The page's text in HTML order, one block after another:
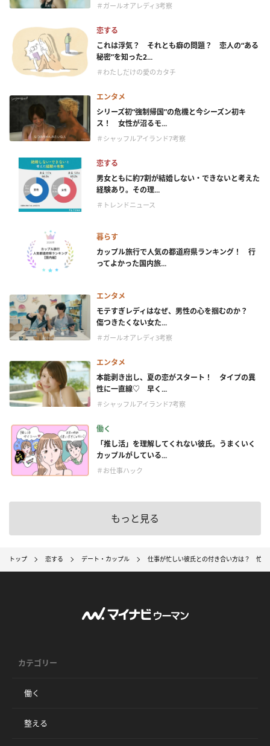
＃ガールオアレディ3考察
恋する
これは浮気？ それとも癖の問題？ 恋人の“ある
秘密”を知った2...
＃わたしだけの愛のカタチ
エンタメ
シリーズ初“強制帰国”の危機と今シーズン初キ
ス！ 女性が沼るモ...
＃シャッフルアイランド7考察
恋する
男女ともに約7割が結婚しない・できないと考えた
経験あり。その理...
＃トレンドニュース
暮らす
カップル旅行で人気の都道府県ランキング！ 行
ってよかった国内旅...
エンタメ
モテすぎレディはなぜ、男性の心を掴むのか？
傷つきたくない女た...
＃ガールオアレディ3考察
エンタメ
本能剥き出し、夏の恋がスタート！ タイプの異
性に一直線♡ 早く...
＃シャッフルアイランド7考察
働く
「推し活」を理解してくれない彼氏。うまくいく
カップルがしている...
＃お仕事ハック
もっと見る
トップ 恋する デート・カップル 仕事が忙しい彼氏との付き合い方は？ 忙し
カテゴリー
働く
整える